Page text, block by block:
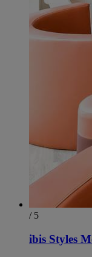
/ 5
ibis Styles